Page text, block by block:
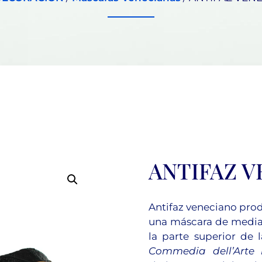
ANTIFAZ
Antifaz veneciano
una máscara de
la parte superior de
Commedia